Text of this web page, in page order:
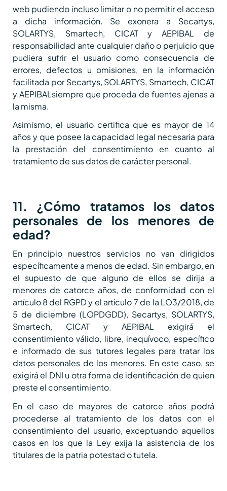
web pudiendo incluso limitar o no permitir el acceso
a dicha información. Se exonera a Secartys,
SOLARTYS, Smartech, CICAT y AEPIBAL de
responsabilidad ante cualquier daño o perjuicio que
pudiera sufrir el usuario como consecuencia de
errores, defectos u omisiones, en la información
facilitada por Secartys, SOLARTYS, Smartech, CICAT
y AEPIBALsiempre que proceda de fuentes ajenas a
la misma.
Asimismo, el usuario certifica que es mayor de 14
años y que posee la capacidad legal necesaria para
la prestación del consentimiento en cuanto al
tratamiento de sus datos de carácter personal.
11. ¿Cómo tratamos los datos
personales de los menores de
edad?
En principio nuestros servicios no van dirigidos
específicamente a menos de edad. Sin embargo, en
el supuesto de que alguno de ellos se dirija a
menores de catorce años, de conformidad con el
artículo 8 del RGPD y el artículo 7 de la LO3/2018, de
5 de diciembre (LOPDGDD), Secartys, SOLARTYS,
Smartech, CICAT y AEPIBAL exigirá el
consentimiento válido, libre, inequívoco, específico
e informado de sus tutores legales para tratar los
datos personales de los menores. En este caso, se
exigirá el DNI u otra forma de identificación de quien
preste el consentimiento.
En el caso de mayores de catorce años podrá
procederse al tratamiento de los datos con el
consentimiento del usuario, exceptuando aquellos
casos en los que la Ley exija la asistencia de los
titulares de la patria potestad o tutela.